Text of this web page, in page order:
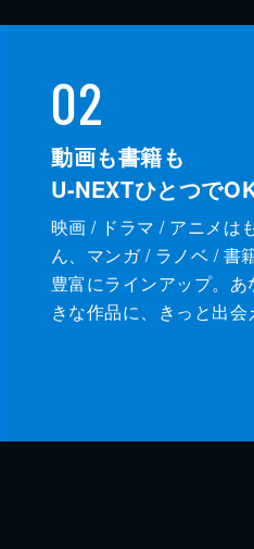
02
動画も書籍も
U-NEXTひとつでOK
映画 / ドラマ / アニメは
ん、マンガ / ラノベ / 書
豊富にラインアップ。あ
きな作品に、きっと出会